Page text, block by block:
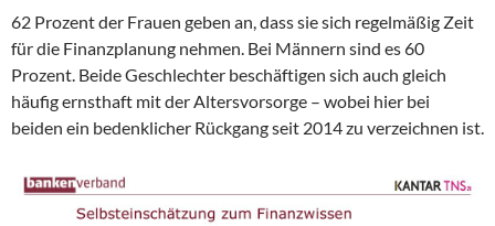
62 Prozent der Frauen geben an, dass sie sich regelmäßig Zeit
für die Finanzplanung nehmen. Bei Männern sind es 60
Prozent. Beide Geschlechter beschäftigen sich auch gleich
häufig ernsthaft mit der Altersvorsorge – wobei hier bei
beiden ein bedenklicher Rückgang seit 2014 zu verzeichnen ist.